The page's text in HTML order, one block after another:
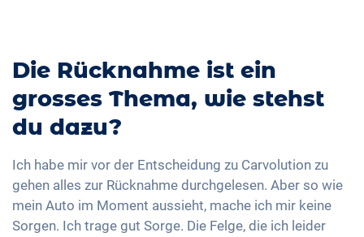
Die Rücknahme ist ein
grosses Thema, wie stehst
du dazu?
Ich habe mir vor der Entscheidung zu Carvolution zu
gehen alles zur Rücknahme durchgelesen. Aber so wie
mein Auto im Moment aussieht, mache ich mir keine
Sorgen. Ich trage gut Sorge. Die Felge, die ich leider